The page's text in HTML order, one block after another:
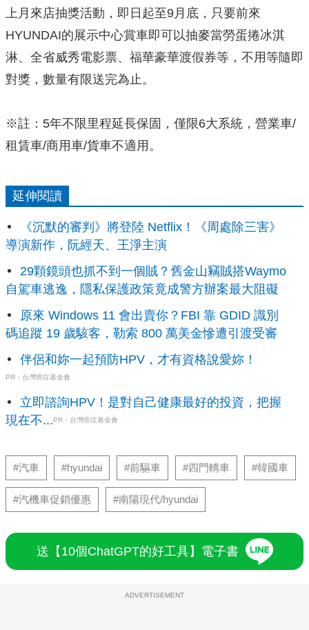
上月來店抽獎活動，即日起至9月底，只要前來
HYUNDAI的展示中心賞車即可以抽麥當勞蛋捲冰淇
淋、全省威秀電影票、福華豪華渡假券等，不用等隨即
對獎，數量有限送完為止。
※註：5年不限里程延長保固，僅限6大系統，營業車/
租賃車/商用車/貨車不適用。
延伸閱讀
《沉默的審判》將登陸 Netflix！《周處除三害》
導演新作，阮經天、王淨主演
29顆鏡頭也抓不到一個賊？舊金山竊賊搭Waymo
自駕車逃逸，隱私保護政策竟成警方辦案最大阻礙
原來 Windows 11 會出賣你？FBI 靠 GDID 識別
碼追蹤 19 歲駭客，勒索 800 萬美金慘遭引渡受審
伴侶和妳一起預防HPV，才有資格說愛妳！
PR・台灣癌症基金會
立即諮詢HPV！是對自己健康最好的投資，把握
現在不...PR・台灣癌症基金會
#汽車 #hyundai #前驅車 #四門轎車 #韓國車
#汽機車促銷優惠 #南陽現代/hyundai
送【10個ChatGPT的好工具】電子書
ADVERTISEMENT